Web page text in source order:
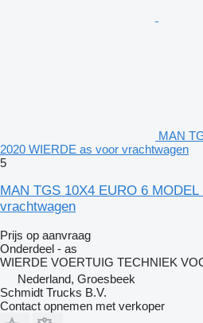
MAN
2020 WIERDE as voor vrachtwagen
5
MAN TGS 10X4 EURO 6
vrachtwagen
Prijs op aanvraag
Onderdeel - as
WIERDE VOERTUIG TECHNIEK
Nederland, Groesbeek
Schmidt Trucks B.V.
Contact opnemen met verkoper